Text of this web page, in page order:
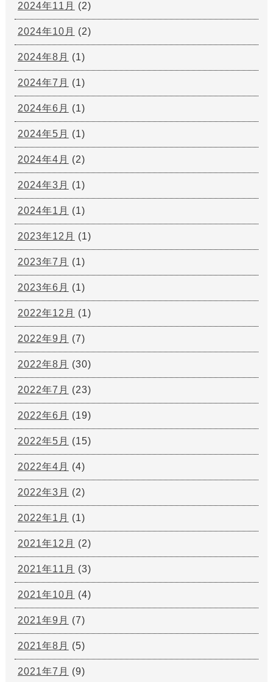
2024年11月 (2)
2024年10月 (2)
2024年8月 (1)
2024年7月 (1)
2024年6月 (1)
2024年5月 (1)
2024年4月 (2)
2024年3月 (1)
2024年1月 (1)
2023年12月 (1)
2023年7月 (1)
2023年6月 (1)
2022年12月 (1)
2022年9月 (7)
2022年8月 (30)
2022年7月 (23)
2022年6月 (19)
2022年5月 (15)
2022年4月 (4)
2022年3月 (2)
2022年1月 (1)
2021年12月 (2)
2021年11月 (3)
2021年10月 (4)
2021年9月 (7)
2021年8月 (5)
2021年7月 (9)